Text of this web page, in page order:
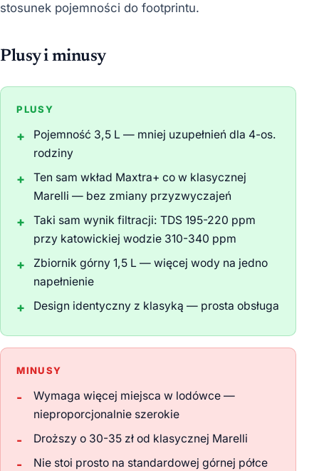
stosunek pojemności do footprintu.
Plusy i minusy
PLUSY
Pojemność 3,5 L — mniej uzupełnień dla 4-os.
rodziny
Ten sam wkład Maxtra+ co w klasycznej
Marelli — bez zmiany przyzwyczajeń
Taki sam wynik filtracji: TDS 195-220 ppm
przy katowickiej wodzie 310-340 ppm
Zbiornik górny 1,5 L — więcej wody na jedno
napełnienie
Design identyczny z klasyką — prosta obsługa
MINUSY
Wymaga więcej miejsca w lodówce —
nieproporcjonalnie szerokie
Droższy o 30-35 zł od klasycznej Marelli
Nie stoi prosto na standardowej górnej półce